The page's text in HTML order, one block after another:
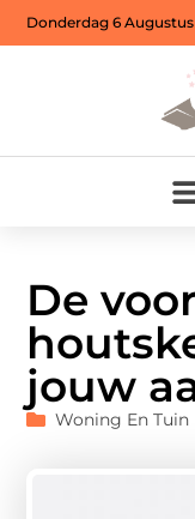
Donderdag 6
De
jouw
Woning En Tuin